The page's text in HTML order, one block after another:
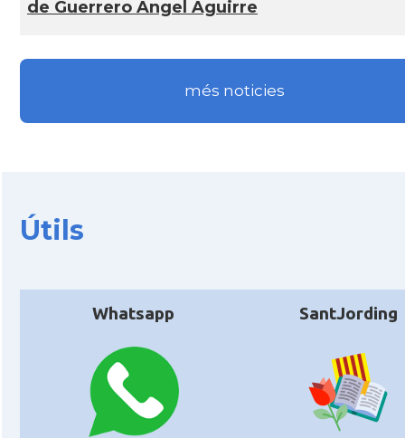
de Guerrero Ángel Aguirre
més noticies
Útils
Whatsapp SantJording